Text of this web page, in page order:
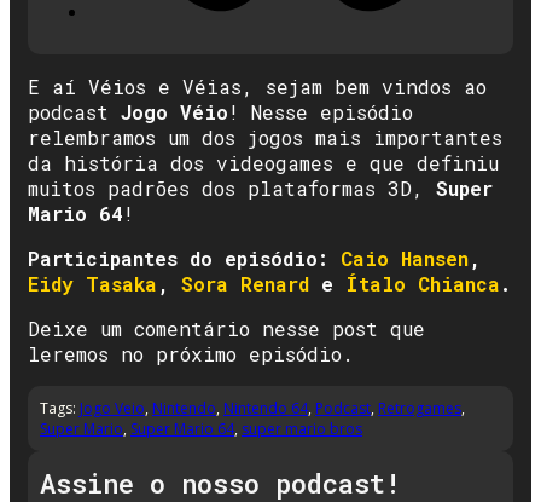
E aí Véios e Véias, sejam bem vindos ao
podcast Jogo Véio! Nesse episódio
relembramos um dos jogos mais importantes
da história dos videogames e que definiu
muitos padrões dos plataformas 3D, Super
Mario 64!
Participantes do episódio: Caio Hansen,
Eidy Tasaka , Sora Renard e Ítalo Chianca.
Deixe um comentário nesse post que
leremos no próximo episódio.
Tags: Jogo Veio, Nintendo, Nintendo 64, Podcast, Retrogames,
Super Mario, Super Mario 64, super mario bros
Assine o nosso podcast!